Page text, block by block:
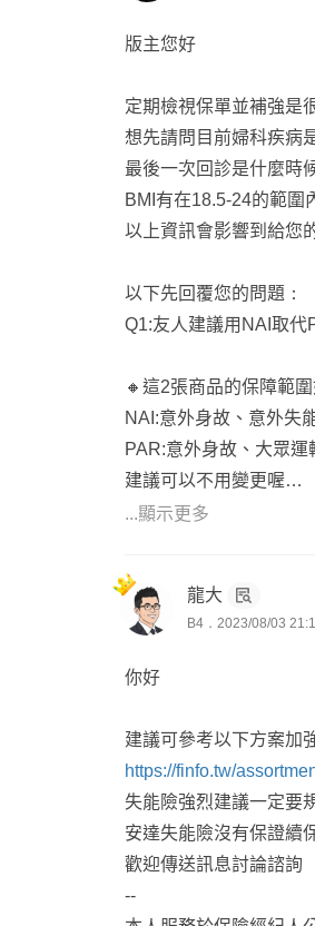
版主您好
定期檢視保單並補強是
想先請問目前婦科疾病
最後一次回診是什麼時
BMI有在18.5-24的範圍
以上資訊會影響到給您
以下先回覆您的問題：
Q1:友人建議用NAI取代
🔸這2張商品的保障範圍
NAI:意外身故、意外失
PAR:意外身故、大眾
建議可以不用變更喔
🔸目前在有預算考量下
預算允許下建議優先參
🔸可以規劃沒問題喔
Q4:實支實付醫療險: 全
身壽險來規劃，比較能
...顯示更多
龍大
B4．2023/08/03
你好
建議可參考以下方案加
https://finfo.tw/
失能險強烈建議一定要
安達失能險沒有保證續
歡迎傳送訊息討論諮詢
--